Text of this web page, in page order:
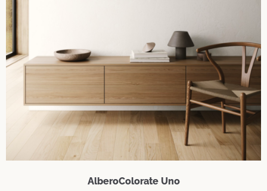
AlberoColorate Uno